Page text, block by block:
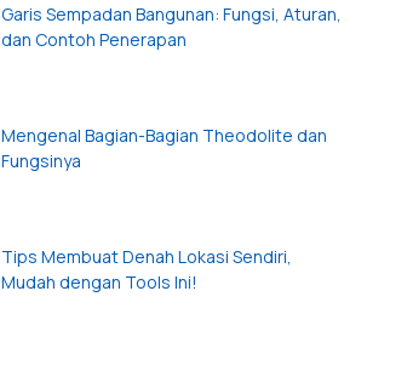
Garis Sempadan Bangunan: Fungsi, Aturan,
dan Contoh Penerapan
Mengenal Bagian-Bagian Theodolite dan
Fungsinya
Tips Membuat Denah Lokasi Sendiri,
Mudah dengan Tools Ini!